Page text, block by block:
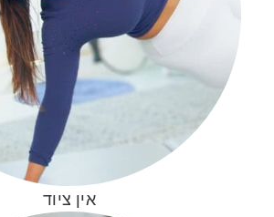
אין ציוד